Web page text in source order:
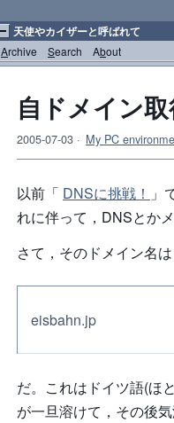
天使やカイザーと呼ばれて
Archive Search About
自ドメイン取
2005-07-03 · My PC
以前「 DNSに挑戦！ 」
れに伴って，DNSとか
さて，そのドメイン名は
eisbahn.jp
だ。これはドイツ語(ほ
が一旦溶けて，その後